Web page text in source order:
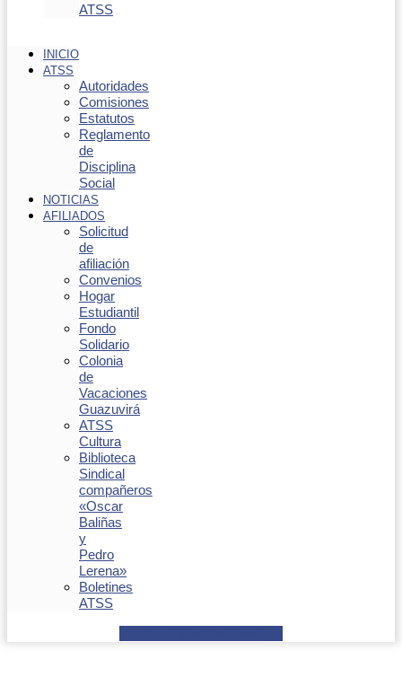
ATSS
INICIO
ATSS
Autoridades
Comisiones
Estatutos
Reglamento
de
Disciplina
Social
NOTICIAS
AFILIADOS
Solicitud
de
afiliación
Convenios
Hogar
Estudiantil
Fondo
Solidario
Colonia
de
Vacaciones
Guazuvirá
ATSS
Cultura
Biblioteca
Sindical
compañeros
«Oscar
Baliñas
y
Pedro
Lerena»
Boletines
ATSS